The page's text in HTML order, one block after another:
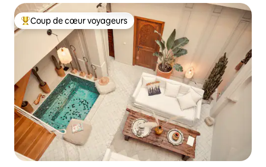
Coups de cœur voyageurs les plus appréciés
Coup de cœur voyageurs